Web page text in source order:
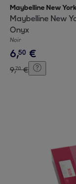
Maybelline New York
Maybelline New
Onyx
Noir
6,50 €
9,70 €